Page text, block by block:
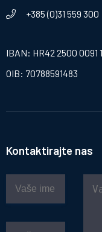
+385 (0)31 559 300
IBAN: HR42 2500 0091
OIB: 70788591483
Kontaktirajte nas